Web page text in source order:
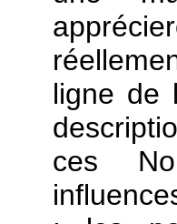
ligne de
ces